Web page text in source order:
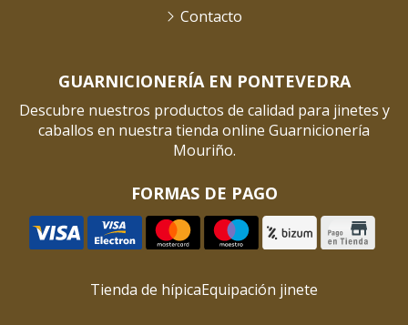
GUARNICIONERÍA EN PONTEVEDRA
Descubre nuestros productos de calidad para jinetes y
caballos en nuestra tienda online Guarnicionería
Mouriño.
FORMAS DE PAGO
Contacto
Tienda de hípicaEquipación jinete